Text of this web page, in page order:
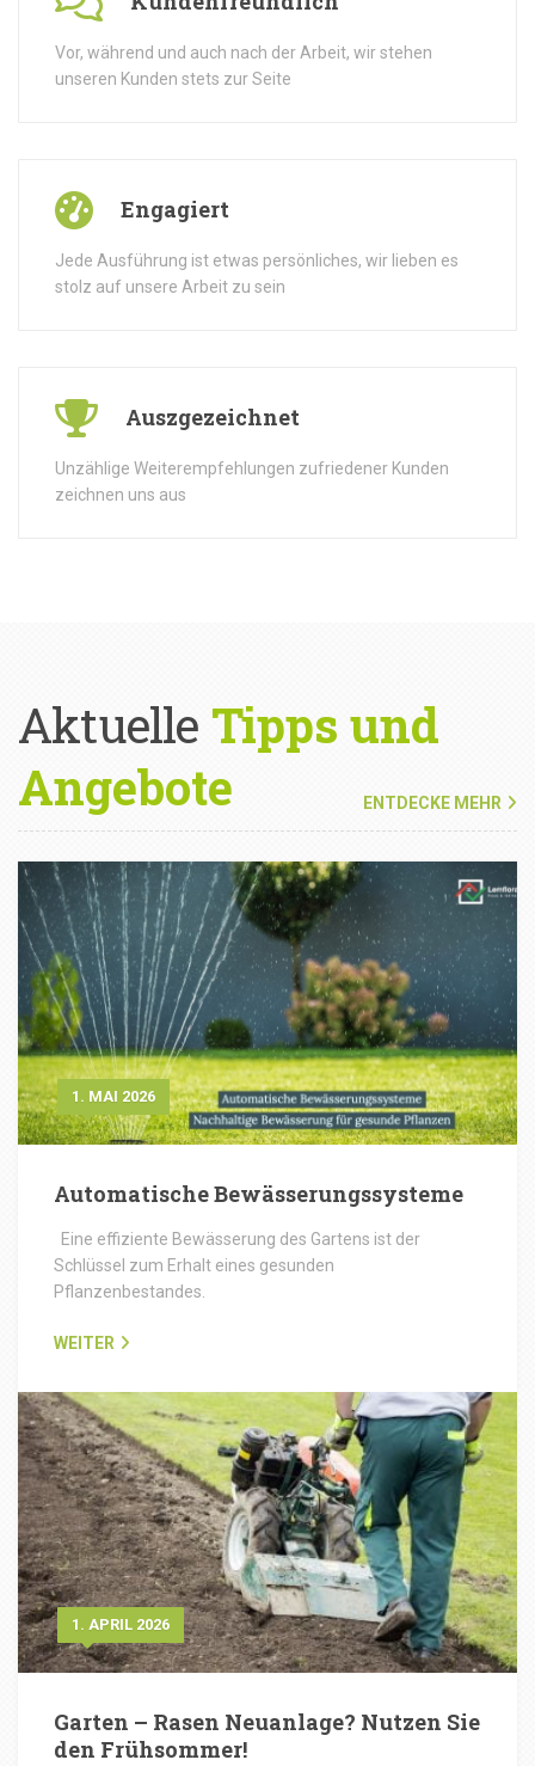
Vor, während und auch nach der Arbeit, wir stehen
unseren Kunden stets zur Seite
Engagiert
Jede Ausführung ist etwas persönliches, wir lieben es
stolz auf unsere Arbeit zu sein
Auszgezeichnet
Unzählige Weiterempfehlungen zufriedener Kunden
zeichnen uns aus
Aktuelle Tipps und
Angebote
ENTDECKE MEHR
1. MAI 2026
Automatische Bewässerungssysteme
Eine effiziente Bewässerung des Gartens ist der
Schlüssel zum Erhalt eines gesunden
Pflanzenbestandes.
WEITER
1. APRIL 2026
Garten – Rasen Neuanlage? Nutzen Sie
den Frühsommer!